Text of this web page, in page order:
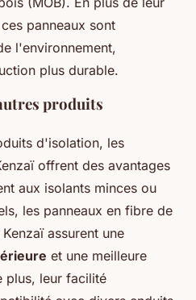
panneaux sont
l'environnement,
plus durable.
produits
d'isolation, les
offrent des avantages
aux isolants minces ou
les panneaux en fibre de
assurent une
et une meilleure
plus, leur facilité